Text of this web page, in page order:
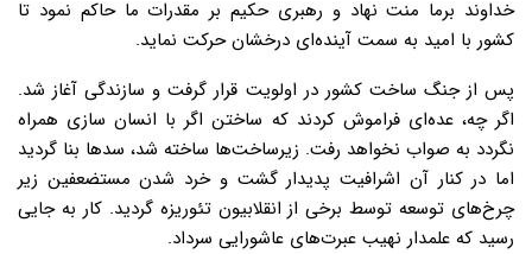
خداوند برما منت نهاد و رهبری حکیم بر مقدرات ما حاکم نمود تا
کشور با امید به سمت آینده‌ای درخشان حرکت نماید.
پس از جنگ ساخت کشور در اولویت قرار گرفت و سازندگی آغاز شد.
اگر چه، عده‌ای فراموش کردند که ساختن اگر با انسان سازی همراه
نگردد به صواب نخواهد رفت. زیرساخت‌ها ساخته شد، سدها بنا گردید
اما در کنار آن اشرافیت پدیدار گشت و خرد شدن مستضعفین زیر
چرخ‌های توسعه توسط برخی از انقلابیون تئوریزه گردید. کار به جایی
رسید که علمدار نهیب عبرت‌های عاشورایی سرداد.